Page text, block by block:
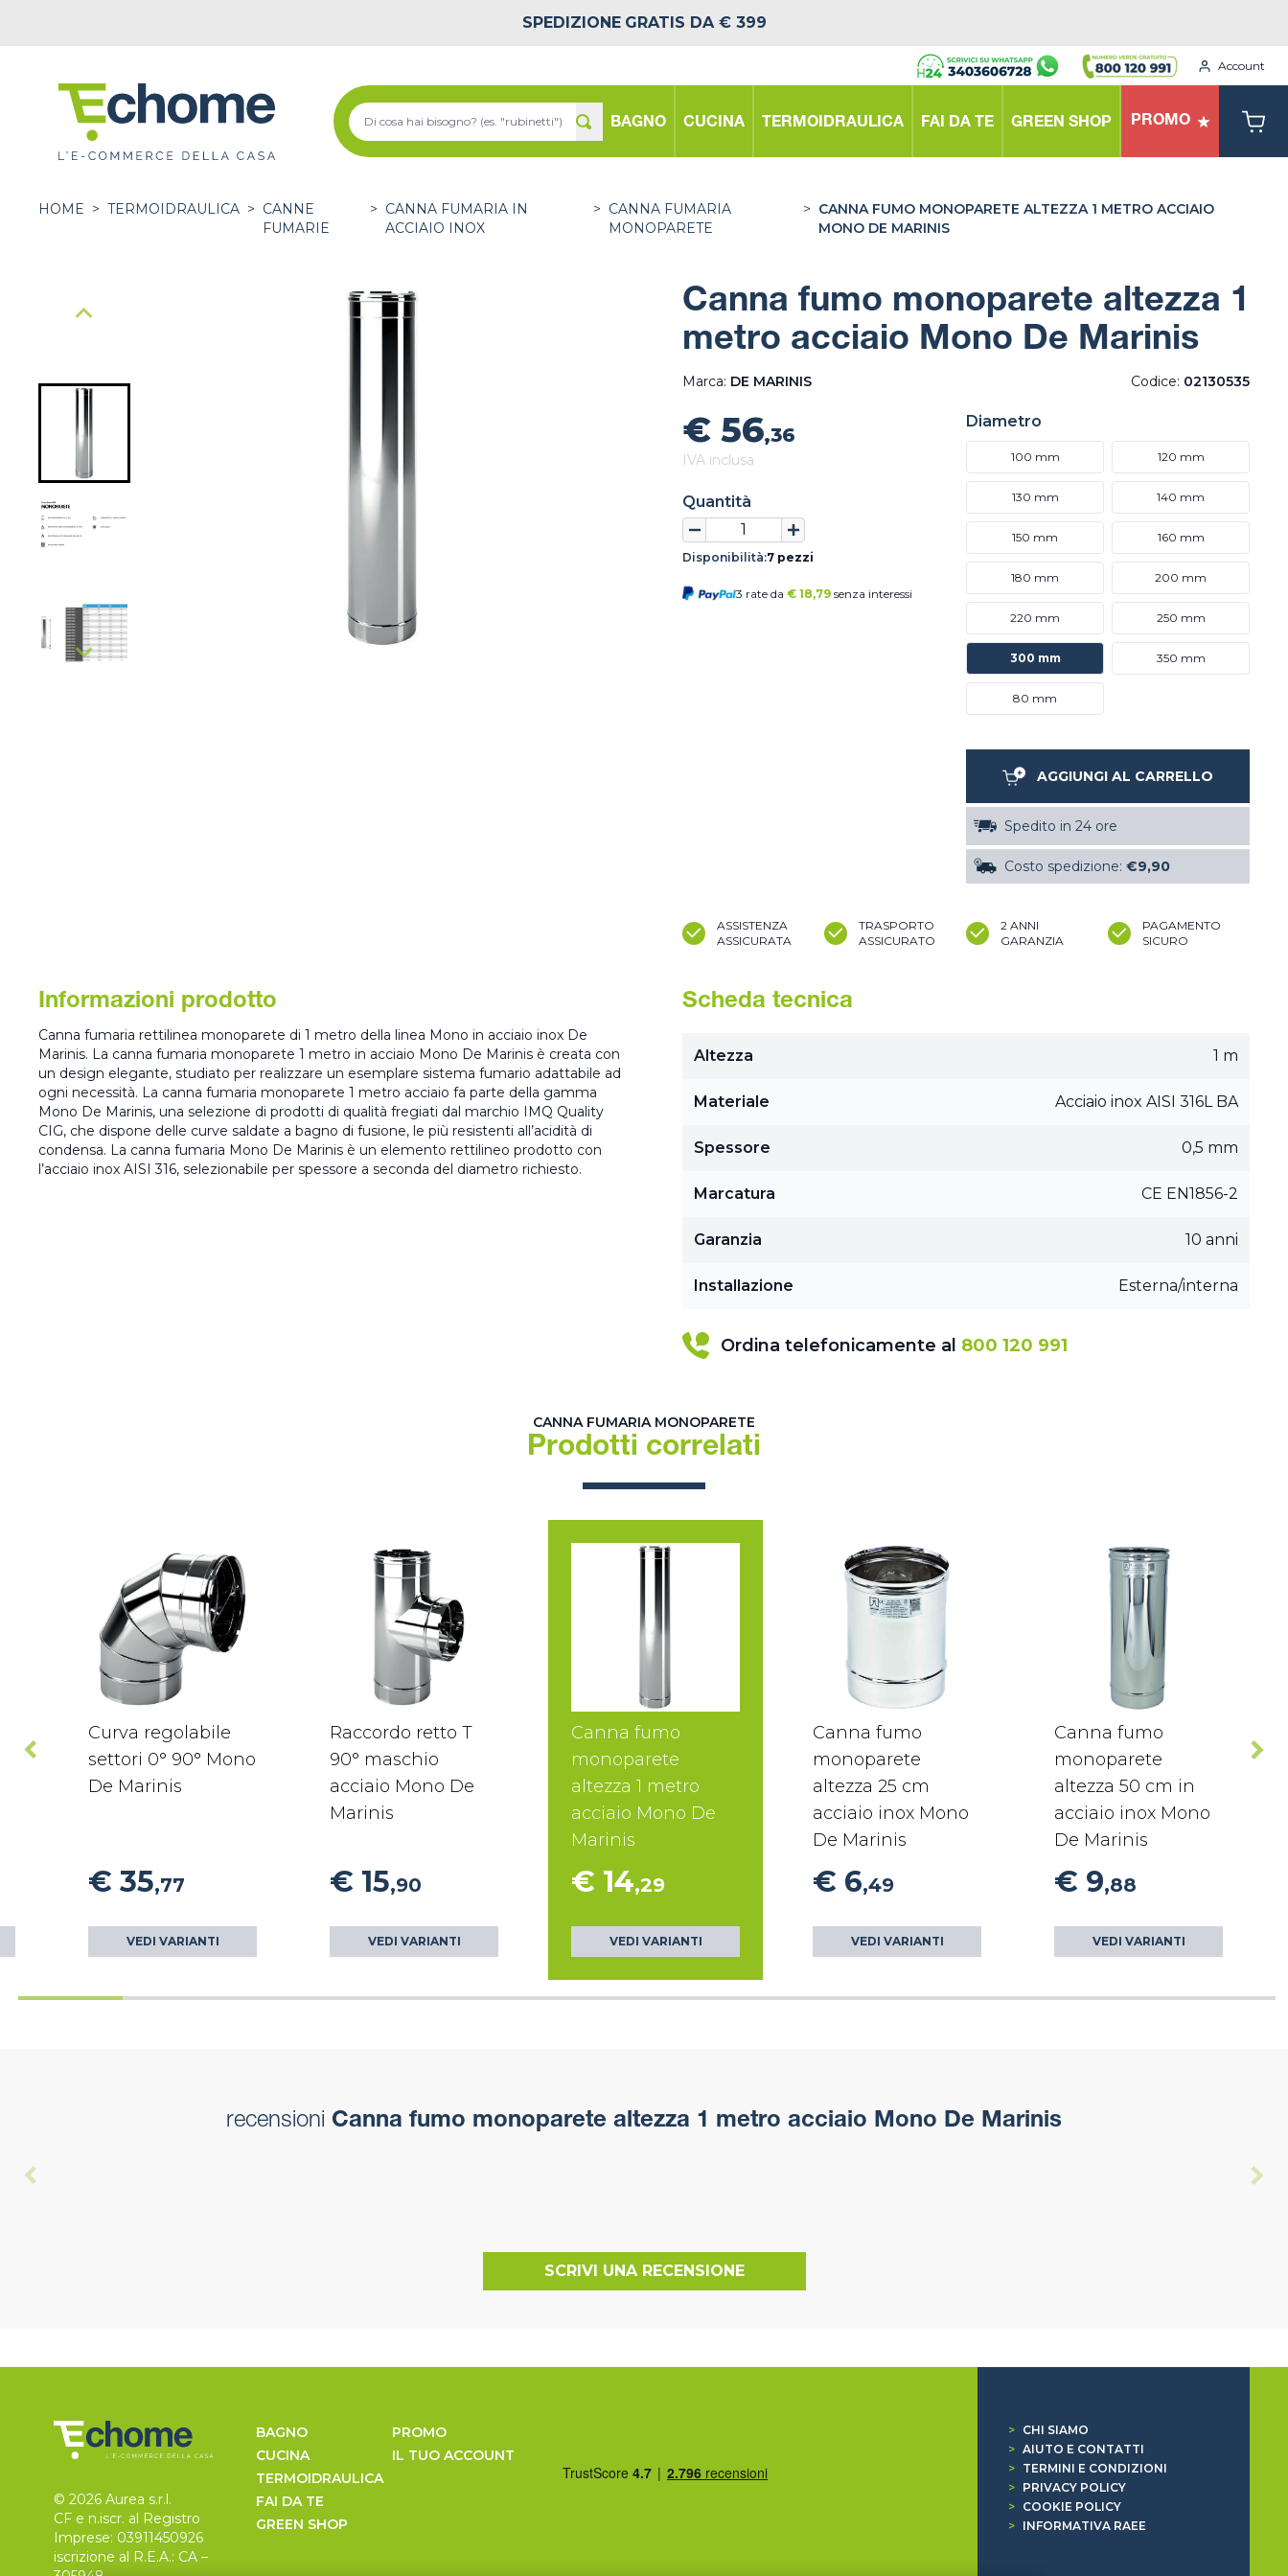
SPEDIZIONE GRATIS DA € 399
Account
BAGNO CUCINA TERMOIDRAULICA FAI DA TE GREEN SHOP PROMO
HOME > TERMOIDRAULICA > CANNE
FUMARIE
> CANNA FUMARIA IN
ACCIAIO INOX
> CANNA FUMARIA
MONOPARETE
> CANNA FUMO MONOPARETE ALTEZZA 1 METRO ACCIAIO
MONO DE MARINIS
Canna fumo monoparete altezza 1
metro acciaio Mono De Marinis
Marca: DE MARINIS Codice: 02130535
€ 56,36
IVA inclusa
Quantità
Disponibilità:7 pezzi
3 rate da € 18,79 senza interessi
Diametro
100 mm 120 mm
130 mm 140 mm
150 mm 160 mm
180 mm 200 mm
220 mm 250 mm
300 mm 350 mm
80 mm
AGGIUNGI AL CARRELLO
Spedito in 24 ore
Costo spedizione: €9,90
ASSISTENZA
ASSICURATA
TRASPORTO
ASSICURATO
2 ANNI
GARANZIA
PAGAMENTO
SICURO
Informazioni prodotto
Canna fumaria rettilinea monoparete di 1 metro della linea Mono in acciaio inox De
Marinis. La canna fumaria monoparete 1 metro in acciaio Mono De Marinis è creata con
un design elegante, studiato per realizzare un esemplare sistema fumario adattabile ad
ogni necessità. La canna fumaria monoparete 1 metro acciaio fa parte della gamma
Mono De Marinis, una selezione di prodotti di qualità fregiati dal marchio IMQ Quality
CIG, che dispone delle curve saldate a bagno di fusione, le più resistenti all’acidità di
condensa. La canna fumaria Mono De Marinis è un elemento rettilineo prodotto con
l’acciaio inox AISI 316, selezionabile per spessore a seconda del diametro richiesto.
Scheda tecnica
Altezza 1 m
Materiale Acciaio inox AISI 316L BA
Spessore 0,5 mm
Marcatura CE EN1856-2
Garanzia 10 anni
Installazione Esterna/interna
Ordina telefonicamente al 800 120 991
CANNA FUMARIA MONOPARETE
Prodotti correlati
Curva regolabile
settori 0° 90° Mono
De Marinis
€ 35,77
VEDI VARIANTI
Raccordo retto T
90° maschio
acciaio Mono De
Marinis
€ 15,90
VEDI VARIANTI
Canna fumo
monoparete
altezza 1 metro
acciaio Mono De
Marinis
€ 14,29
VEDI VARIANTI
Canna fumo
monoparete
altezza 25 cm
acciaio inox Mono
De Marinis
€ 6,49
VEDI VARIANTI
Canna fumo
monoparete
altezza 50 cm in
acciaio inox Mono
De Marinis
€ 9,88
VEDI VARIANTI
recensioni Canna fumo monoparete altezza 1 metro acciaio Mono De Marinis
SCRIVI UNA RECENSIONE
© 2026 Aurea s.r.l.
CF e n.iscr. al Registro
Imprese: 03911450926
iscrizione al R.E.A.: CA –
BAGNO
CUCINA
TERMOIDRAULICA
FAI DA TE
GREEN SHOP
PROMO
IL TUO ACCOUNT
>
CHI SIAMO
> AIUTO E CONTATTI
>
TERMINI E CONDIZIONI
>
PRIVACY POLICY
>
COOKIE POLICY
>
INFORMATIVA RAEE